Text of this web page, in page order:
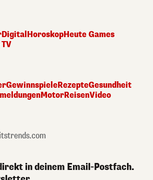
DigitalHoroskopHeute Games
GewinnspieleRezepteGesundheit
MotorReisenVideo
in deinem Email-Postfach.